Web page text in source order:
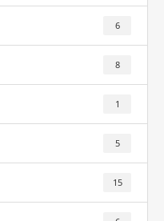
6
8
1
5
15